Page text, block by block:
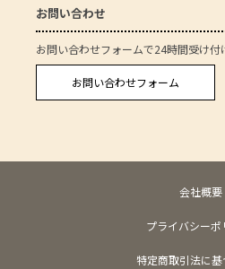
お問い合わせ
お問い合わせフォームで24時間受け付
お問い合わせフォーム
会社概要
プライバシーポ
特定商取引法に